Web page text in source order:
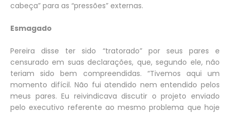
cabeça” para as “pressões” externas.
Esmagado
Pereira disse ter sido “tratorado” por seus pares e
censurado em suas declarações, que, segundo ele, não
teriam sido bem compreendidas. “Tivemos aqui um
momento difícil. Não fui atendido nem entendido pelos
meus pares. Eu reivindicava discutir o projeto enviado
pelo executivo referente ao mesmo problema que hoje